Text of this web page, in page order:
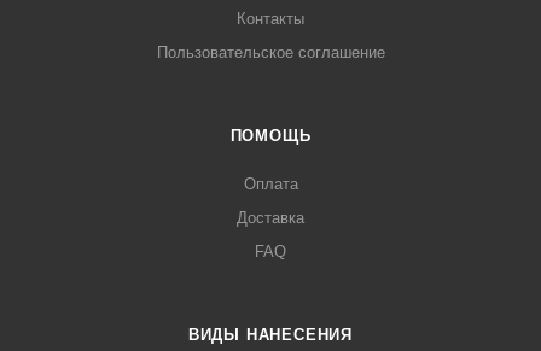
Контакты
Пользовательское соглашение
ПОМОЩЬ
Оплата
Доставка
FAQ
ВИДЫ НАНЕСЕНИЯ